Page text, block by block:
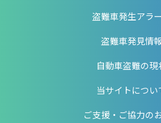
盗難車発生アラ
盗難車発見情
自動車盗難の現
当サイトについ
ご支援・ご協力の